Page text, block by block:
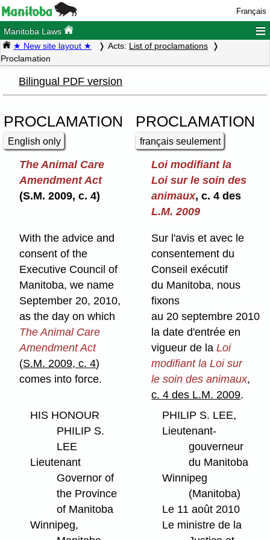
Français
Manitoba Laws ≡
★ New site layout ★ Acts: List of proclamations
Proclamation
Bilingual PDF version
PROCLAMATION
English only
PROCLAMATION
français seulement
The Animal Care
Amendment Act
(S.M. 2009, c. 4)
Loi modifiant la
Loi sur le soin des
animaux, c. 4 des
L.M. 2009
With the advice and
consent of the
Executive Council of
Manitoba, we name
September 20, 2010,
as the day on which
The Animal Care
Amendment Act
(S.M. 2009, c. 4)
comes into force.
Sur l'avis et avec le
consentement du
Conseil exécutif
du Manitoba, nous
fixons
au 20 septembre 2010
la date d'entrée en
vigueur de laLoi
modifiant la Loi sur
le soin des animaux,
c. 4 des L.M. 2009.
HIS HONOUR
PHILIP S.
LEE
Lieutenant
Governor of
the Province
of Manitoba
Winnipeg,
PHILIP S. LEE,
Lieutenant-
gouverneur
du Manitoba
Winnipeg
(Manitoba)
Le 11 août 2010
Le ministre de la